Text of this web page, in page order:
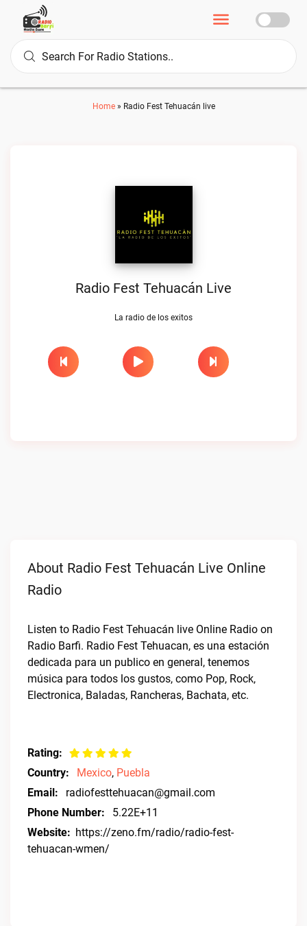
Home» Radio Fest Tehuacán live
Radio Fest Tehuacán Live
La radio de los exitos
About Radio Fest Tehuacán Live Online
Radio
Listen to Radio Fest Tehuacán live Online Radio on
Radio Barfi. Radio Fest Tehuacan, es una estación
dedicada para un publico en general, tenemos
música para todos los gustos, como Pop, Rock,
Electronica, Baladas, Rancheras, Bachata, etc.
Rating:
Country:
Mexico, Puebla
Email:
radiofesttehuacan@gmail.com
Phone Number:
5.22E+11
Website: https://zeno.fm/radio/radio-fest-
tehuacan-wmen/